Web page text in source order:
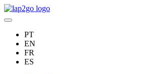
PT
EN
FR
ES